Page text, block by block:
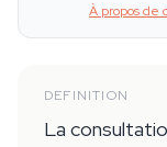
À propos de
DEFINITION
La